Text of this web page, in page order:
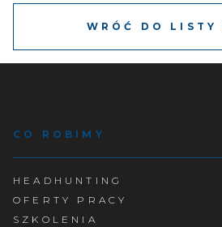
WRÓĆ DO LISTY
CO ROBIMY
HEADHUNTING
OFERTY PRACY
SZKOLENIA